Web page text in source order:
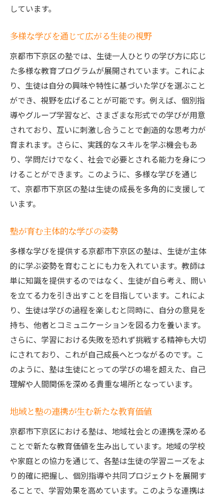
個人を超えた地域全体の教育力向上への貢
献
地域資源を活用した体験型学習のチャンス
塾と地域コミュニティの連携が生む新たな
価値
時代に即した学びの提供と地域への影響
京都市下京区の塾で得られる学力向上とその先
にあるもの
学力向上を超えた人間力育成の重要性
塾で培った力を活かす進学後の可能性
学びを通じたキャリアデザインの実践
質
塾で得たスキルを社会で活かすために
地域の未来創造に貢献する塾の役割
塾が築く生徒と保護者の信頼関係が生む地域の
教育力
塾と保護者の密なコミュニケーションが鍵
信頼関係がもたらす生徒の安心感と学習意
欲
保護者参加型プログラムの導入とその効果
地域全体を巻き込む教育イニシアティブ
保護者の声を反映した教育の質向上
信頼関係が生む持続可能な教育コミュニテ
地域の未来を支える塾の役割とその魅力とは
未来を開く教育ビジョンの共有
地域活性化につながる塾の試み
次世代を育むための革新的な取り組み
しています。
多様な学びを通じて広がる生徒の視野
京都市下京区の塾では、生徒一人ひとりの学び方に応じ
た多様な教育プログラムが展開されています。これによ
り、生徒は自分の興味や特性に基づいた学びを選ぶこと
ができ、視野を広げることが可能です。例えば、個別指
導やグループ学習など、さまざまな形式での学びが用意
されており、互いに刺激し合うことで創造的な思考力が
育まれます。さらに、実践的なスキルを学ぶ機会もあ
り、学問だけでなく、社会で必要とされる能力を身につ
けることができます。このように、多様な学びを通じ
て、京都市下京区の塾は生徒の成長を多角的に支援して
います。
塾が育む主体的な学びの姿勢
多様な学びを提供する京都市下京区の塾は、生徒が主体
的に学ぶ姿勢を育むことにも力を入れています。教師は
単に知識を提供するのではなく、生徒が自ら考え、問い
を立てる力を引き出すことを目指しています。これによ
り、生徒は学びの過程を楽しむと同時に、自分の意見を
持ち、他者とコミュニケーションを図る力を養います。
さらに、学習における失敗を恐れず挑戦する精神も大切
にされており、これが自己成長へとつながるのです。こ
のように、塾は生徒にとっての学びの場を超えた、自己
理解や人間関係を深める貴重な場所となっています。
地域と塾の連携が生む新たな教育価値
京都市下京区における塾は、地域社会との連携を深める
ことで新たな教育価値を生み出しています。地域の学校
や家庭との協力を通じて、各塾は生徒の学習ニーズをよ
り的確に把握し、個別指導や共同プロジェクトを展開す
ることで、学習効果を高めています。このような連携は